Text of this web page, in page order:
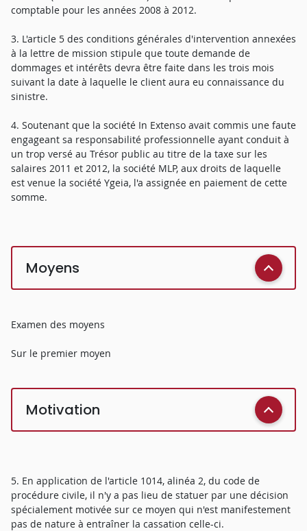
comptable pour les années 2008 à 2012.
3. L'article 5 des conditions générales d'intervention annexées
à la lettre de mission stipule que toute demande de
dommages et intérêts devra être faite dans les trois mois
suivant la date à laquelle le client aura eu connaissance du
sinistre.
4. Soutenant que la société In Extenso avait commis une faute
engageant sa responsabilité professionnelle ayant conduit à
un trop versé au Trésor public au titre de la taxe sur les
salaires 2011 et 2012, la société MLP, aux droits de laquelle
est venue la société Ygeia, l'a assignée en paiement de cette
somme.
Moyens
Examen des moyens
Sur le premier moyen
Motivation
5. En application de l'article 1014, alinéa 2, du code de
procédure civile, il n'y a pas lieu de statuer par une décision
spécialement motivée sur ce moyen qui n'est manifestement
pas de nature à entraîner la cassation celle-ci.